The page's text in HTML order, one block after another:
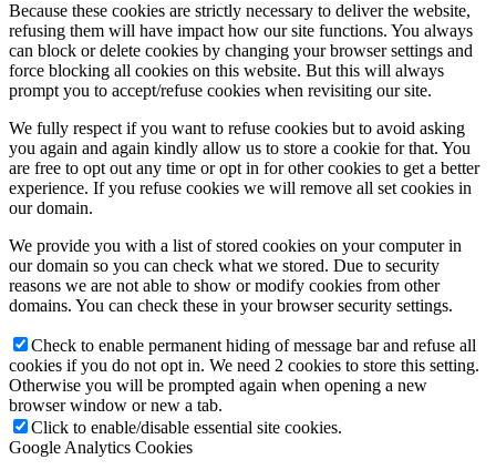
Because these cookies are strictly necessary to deliver the website,
refusing them will have impact how our site functions. You always
can block or delete cookies by changing your browser settings and
force blocking all cookies on this website. But this will always
prompt you to accept/refuse cookies when revisiting our site.
We fully respect if you want to refuse cookies but to avoid asking
you again and again kindly allow us to store a cookie for that. You
are free to opt out any time or opt in for other cookies to get a better
experience. If you refuse cookies we will remove all set cookies in
our domain.
We provide you with a list of stored cookies on your computer in
our domain so you can check what we stored. Due to security
reasons we are not able to show or modify cookies from other
domains. You can check these in your browser security settings.
Check to enable permanent hiding of message bar and refuse all
cookies if you do not opt in. We need 2 cookies to store this setting.
Otherwise you will be prompted again when opening a new
browser window or new a tab.
Click to enable/disable essential site cookies.
Google Analytics Cookies